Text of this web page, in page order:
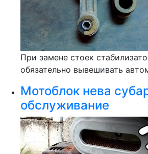
При замене стоек
обязательно вывешивать
Мотоблок нева
обслуживание